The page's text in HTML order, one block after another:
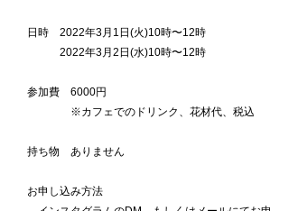
日時　2022年3月1日(火)10時〜12時
2022年3月2日(水)10時〜12時
参加費　6000円
※カフェでのドリンク、花材代、税込
持ち物　ありません
お申し込み方法